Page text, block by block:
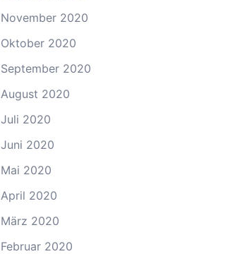
November 2020
Oktober 2020
September 2020
August 2020
Juli 2020
Juni 2020
Mai 2020
April 2020
März 2020
Februar 2020